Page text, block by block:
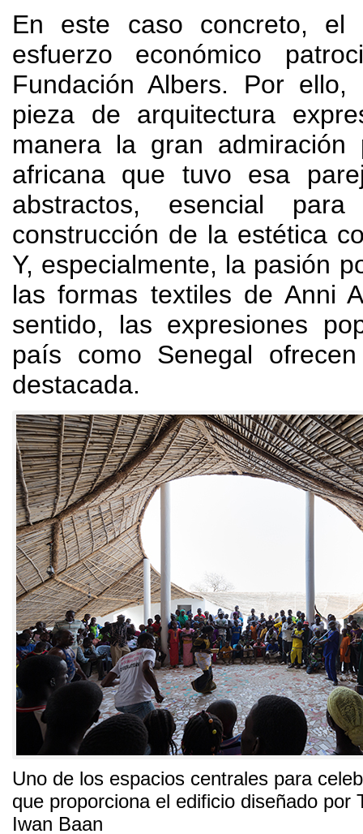
En este caso concreto, el
esfuerzo económico
Fundación Albers. Por ello,
pieza de arquitectura
manera la gran admiración
africana que tuvo esa
abstractos, esencial
construcción de la estética
Y, especialmente, la pasión
las formas textiles de Anni
sentido, las expresiones
país como Senegal
destacada.
Uno de los espacios centrales para
que proporciona el edificio diseñado por
Iwan Baan